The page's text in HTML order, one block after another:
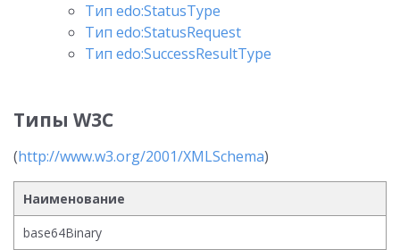
Тип edo:StatusType
Тип edo:StatusRequest
Тип edo:SuccessResultType
Типы W3C
(http://www.w3.org/2001/XMLSchema)
Наименование
base64Binary